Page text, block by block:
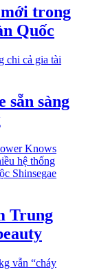
trong
Quốc
sẵn sàng
Trung